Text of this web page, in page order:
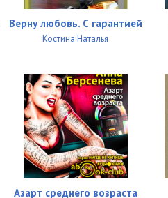
Верну любовь. С гарантией
Костина Наталья
Азарт среднего возраста